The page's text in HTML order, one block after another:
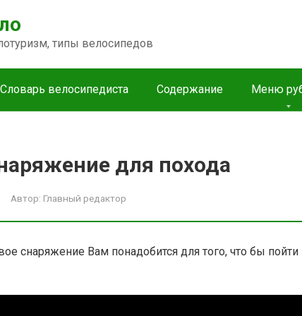
типы велосипедов
Словарь велосипедиста Содержание Меню
для похода
Автор: Главный редактор
снаряжение Вам понадобится для того, что бы